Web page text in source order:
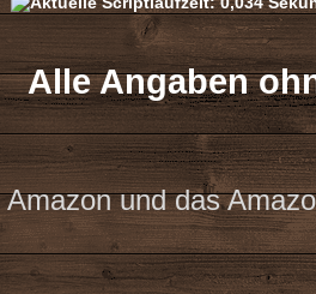
Alle Angaben
Amazon und das